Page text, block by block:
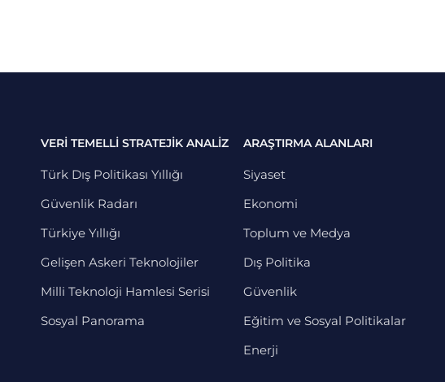
VERİ TEMELLİ STRATEJİK ANALİZ
Türk Dış Politikası Yıllığı
Güvenlik Radarı
Türkiye Yıllığı
Gelişen Askeri Teknolojiler
Milli Teknoloji Hamlesi Serisi
Sosyal Panorama
ARAŞTIRMA ALANLARI
Siyaset
Ekonomi
Toplum ve Medya
Dış Politika
Güvenlik
Eğitim ve Sosyal Politikalar
Enerji